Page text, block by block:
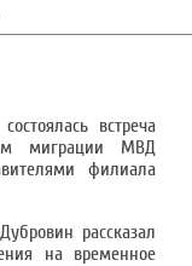
встреча
миграции МВД
филиала
рассказал
на временное